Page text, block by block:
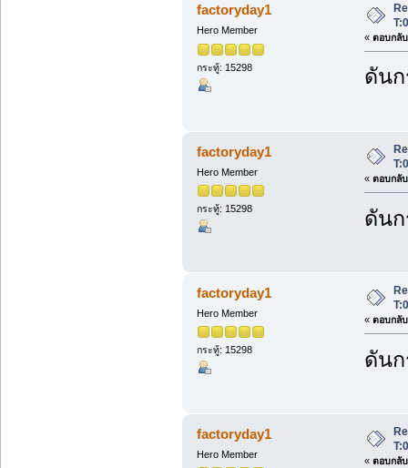
factoryday1
Hero Member
กระทู้: 15298
« ตอบกลั
ดัน
factoryday1
Hero Member
กระทู้: 15298
« ตอบกลั
ดัน
factoryday1
Hero Member
กระทู้: 15298
« ตอบกลั
ดัน
factoryday1
Hero Member
« ตอบกลั